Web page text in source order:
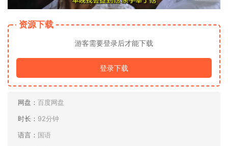
资源下载
游客需要登录后才能下载
登录下载
网盘： 百度网盘
时长： 92分钟
语言： 国语